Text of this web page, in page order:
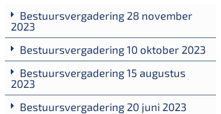
Bestuursvergadering 28 november
2023
Bestuursvergadering 10 oktober 2023
Bestuursvergadering 15 augustus
2023
Bestuursvergadering 20 juni 2023